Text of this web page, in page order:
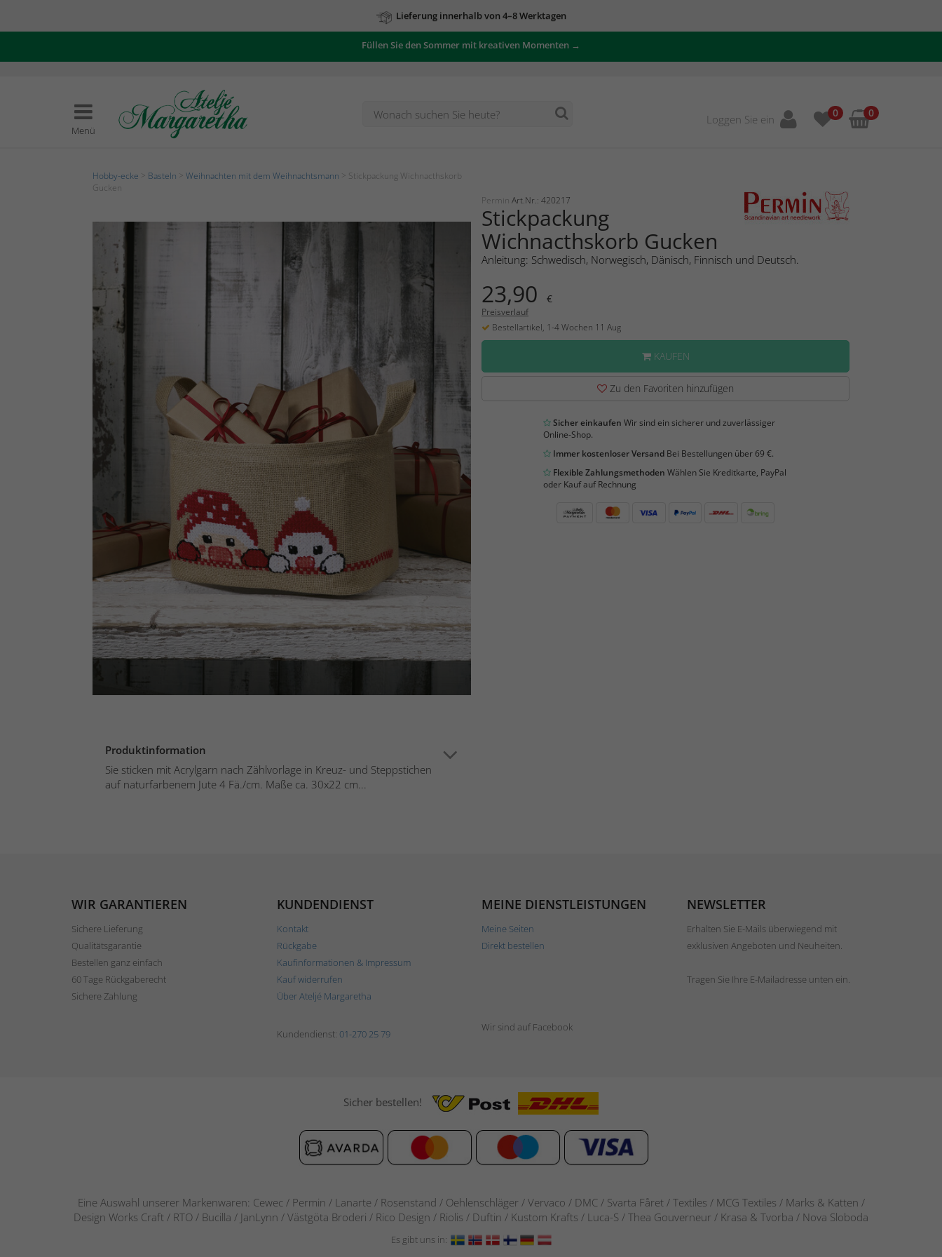
Lieferung innerhalb von 4–8 Werktagen
Füllen Sie den Sommer mit kreativen Momenten →
Menü
Loggen Sie ein 0 0
Hobby-ecke Basteln Weihnachten mit dem Weihnachtsmann > Stickpackung Wichnacthskorb
Gucken
Produktinformation
Sie sticken mit Acrylgarn nach Zählvorlage in Kreuz- und Steppstichen
auf naturfarbenem Jute 4 Fä./cm. Maße ca. 30x22 cm...
Permin Art.Nr.: 420217
Stickpackung
Wichnacthskorb Gucken
Anleitung: Schwedisch, Norwegisch, Dänisch, Finnisch und Deutsch.
23,90 €
Preisverlauf
Bestellartikel, 1-4 Wochen 11 Aug
KAUFEN
Zu den Favoriten hinzufügen
Sicher einkaufen Wir sind ein sicherer und zuverlässiger
Online-Shop.
Immer kostenloser VersandBei Bestellungen über 69 €.
Flexible Zahlungsmethoden Wählen Sie Kreditkarte, PayPal
oder Kauf auf Rechnung
WIR GARANTIEREN
Sichere Lieferung
Qualitätsgarantie
Bestellen ganz einfach
60 Tage Rückgaberecht
Sichere Zahlung
KUNDENDIENST
Kontakt
Rückgabe
Kaufinformationen & Impressum
Kauf widerrufen
Über Ateljé Margaretha
MEINE DIENSTLEISTUNGEN
Meine Seiten
Direkt bestellen
NEWSLETTER
Erhalten Sie E-Mails überwiegend mit
exklusiven Angeboten und Neuheiten.
Tragen Sie Ihre E-Mailadresse unten ein.
Kundendienst: 01-270 25 79
Wir sind auf Facebook
Sicher bestellen!
Eine Auswahl unserer Markenwaren: Cewec / Permin / Lanarte / Rosenstand / Oehlenschläger / Vervaco / DMC / Svarta Fåret / Textiles / MCG Textiles / Marks & Katten /
Design Works Craft / RTO / Bucilla / JanLynn / Västgöta Broderi / Rico Design / Riolis / Duftin / Kustom Krafts / Luca-S / Thea Gouverneur / Krasa & Tvorba / Nova Sloboda
Es gibt uns in: